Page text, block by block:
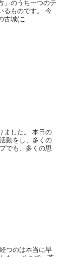
」のうち一つのテ
るものです。 今
古城(こ...
ました。 本日の
動をし、多くの
でも、多くの思
つのは本当に早